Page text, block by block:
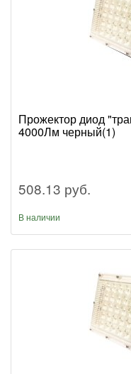
Прожектор диод
4000Лм черный(1)
508.13 руб.
В наличии